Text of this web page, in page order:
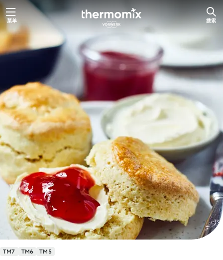
跳
至
内
容
菜单 搜索
TM7 TM6 TM5